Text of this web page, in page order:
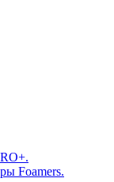
Foamers.